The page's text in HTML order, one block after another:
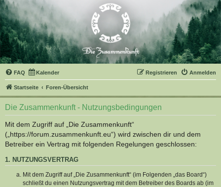
FAQ Kalender Anmelden
Registrieren
Startseite Foren-Übersicht
Die Zusammenkunft - Nutzungsbedingungen
Mit dem Zugriff auf „Die Zusammenkunft“
(„https://forum.zusammenkunft.eu“) wird zwischen dir und dem
Betreiber ein Vertrag mit folgenden Regelungen geschlossen:
1. NUTZUNGSVERTRAG
Mit dem Zugriff auf „Die Zusammenkunft“ (im Folgenden „das Board“)
schließt du einen Nutzungsvertrag mit dem Betreiber des Boards ab (im